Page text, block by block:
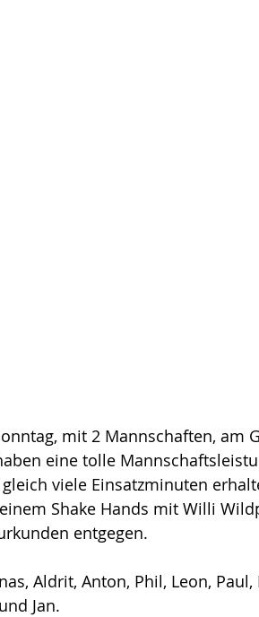
mit 2 Mannschaften, am
eine tolle
viele Einsatzminuten
Shake Hands mit Willi
entgegen.
Aldrit, Anton, Phil, Leon, Paul,
Jan.